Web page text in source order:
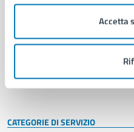
Accetta
Uffici
Politici
Intranet, posta aziendale e
CATEGORIE DI SERVIZIO